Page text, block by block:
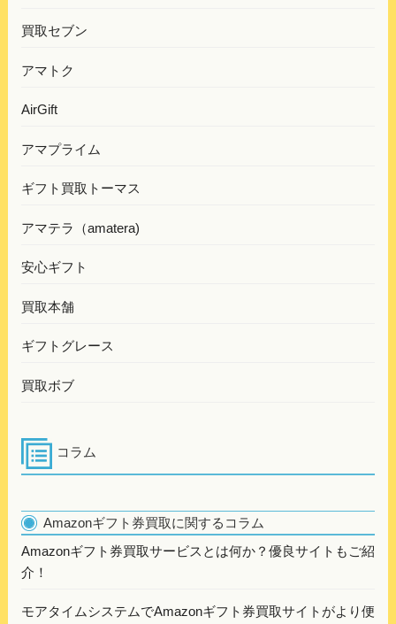
買取セブン
アマトク
AirGift
アマプライム
ギフト買取トーマス
アマテラ（amatera)
安心ギフト
買取本舗
ギフトグレース
買取ボブ
コラム
Amazonギフト券買取に関するコラム
Amazonギフト券買取サービスとは何か？優良サイトもご紹
介！
モアタイムシステムでAmazonギフト券買取サイトがより便